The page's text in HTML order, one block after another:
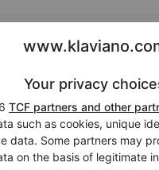
Sie unseren
dem Laufenden mit
Klaviano